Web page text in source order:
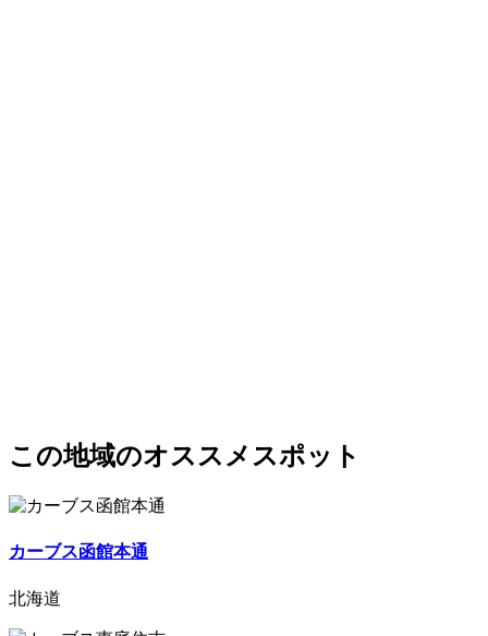
この地域のオススメスポット
カーブス函館本通
北海道